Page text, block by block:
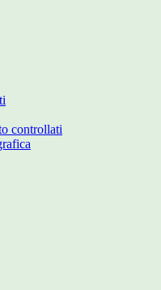
controllati